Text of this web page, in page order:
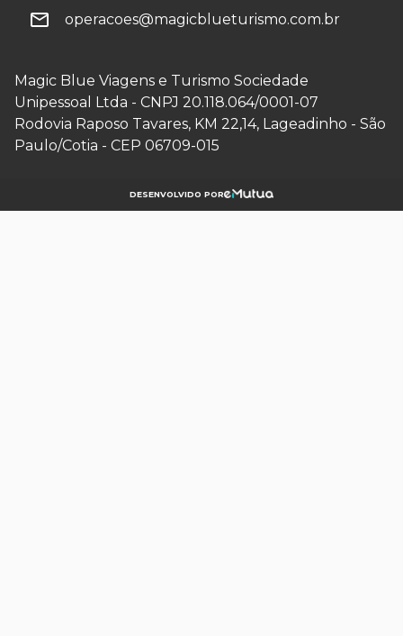
operacoes@magicblueturismo.com.br
Magic Blue Viagens e Turismo Sociedade
Unipessoal Ltda - CNPJ 20.118.064/0001-07
Rodovia Raposo Tavares, KM 22,14, Lageadinho - São
Paulo/Cotia - CEP 06709-015
DESENVOLVIDO POR